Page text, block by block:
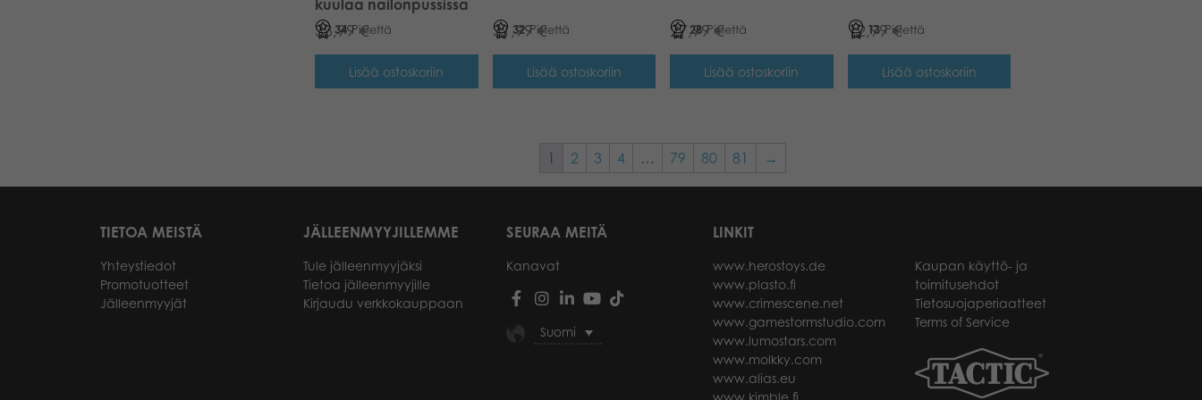
kuulaa nailonpussissa
33,99€
34 Pistettä
Lisää ostoskoriin
31,99€
32 Pistettä
Lisää ostoskoriin
27,99€
28 Pistettä
Lisää ostoskoriin
12,99€
13 Pistettä
Lisää ostoskoriin
1 2 3 4 … 79 80 81 →
TIETOA MEISTÄ
Yhteystiedot
Promotuotteet
Jälleenmyyjät
JÄLLEENMYYJILLEMME
Tule jälleenmyyjäksi
Tietoa jälleenmyyjille
Kirjaudu verkkokauppaan
SEURAA MEITÄ
Kanavat
Suomi
LINKIT
www.herostoys.de
www.plasto.fi
www.crimescene.net
www.gamestormstudio.com
www.lumostars.com
www.molkky.com
www.alias.eu
www.kimble.fi
Kaupan käyttö- ja
toimitusehdot
Tietosuojaperiaatteet
Terms of Service